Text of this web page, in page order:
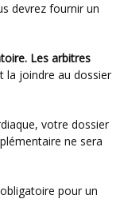
Les arbitres
la joindre au dossier
ne sera